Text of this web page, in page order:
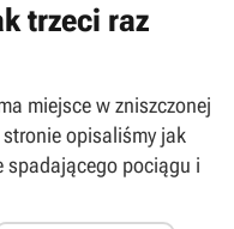
trzeci raz
miejsce w zniszczonej
opisaliśmy jak
spadającego pociągu i